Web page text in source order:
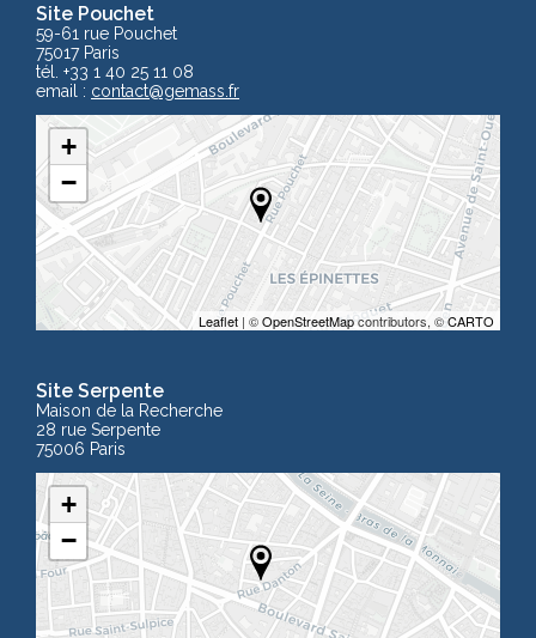
Site Pouchet
59-61 rue Pouchet
75017 Paris
tél. +33 1 40 25 11 08
email : contact@gemass.fr
+
−
Leaflet | ©OpenStreetMapcontributors, ©CARTO
Site Serpente
Maison de la Recherche
28 rue Serpente
75006 Paris
+
−